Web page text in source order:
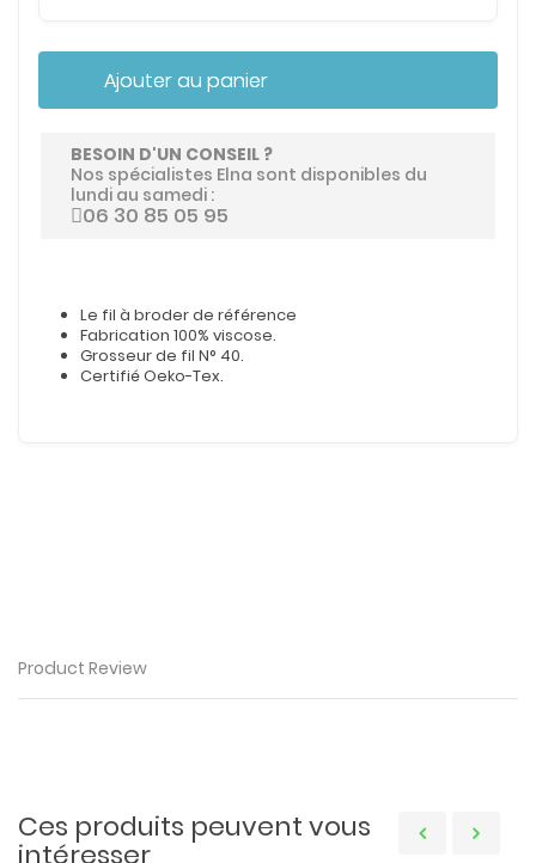
Ajouter au panier
BESOIN D'UN CONSEIL ?
Nos spécialistes Elna sont disponibles du
lundi au samedi :
06 30 85 05 95
Le fil à broder de référence
Fabrication 100% viscose.
Grosseur de fil N° 40.
Certifié Oeko-Tex.
Product Review
Ces produits peuvent vous
intéresser